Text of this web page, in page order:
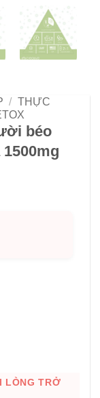
/ THỰC
béo
LÒNG TRỞ